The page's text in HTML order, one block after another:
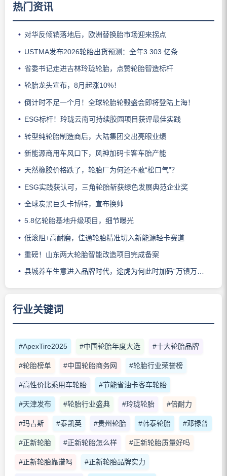
热门资讯
对华反倾销落地后，欧洲替换胎市场迎来拐点
USTMA发布2026轮胎出货预测：全年3.303 亿条
省委书记走进吉林玲珑轮胎，点赞轮胎智造标杆
轮胎龙头宣布，8月起涨10%！
倒计时不足一个月！全球轮胎轮毂盛会即将登陆上海！
ESG标杆！玲珑云南可持续胶园项目获评最佳实践
转型纯轮胎制造商后，大陆集团交出亮眼业绩
新能源商用车风口下，风神加码卡客车胎产能
天然橡胶价格跌了，轮胎厂为何还不敢“松口气”？
ESG实践获认可，三角轮胎斩获绿色发展典范企业奖
全球炭黑巨头卡博特，宣布换帅
5.8亿轮胎基地升级项目，细节曝光
低滚阻+高耐磨，佳通轮胎精准切入新能源轻卡赛道
重磅！山东两大轮胎智能改造项目完成备案
县城养车生意进入品牌时代，途虎为何此时加码“万镇万店”？
行业关键词
#ApexTire2025 #中国轮胎年度大选 #十大轮胎品牌
#轮胎榜单 #中国轮胎商务网 #轮胎行业荣誉榜
#高性价比乘用车轮胎 #节能省油卡客车轮胎
#天津发布 #轮胎行业盛典 #玲珑轮胎 #倍耐力
#玛吉斯 #泰凯英 #贵州轮胎 #韩泰轮胎 #邓禄普
#正新轮胎 #正新轮胎怎么样 #正新轮胎质量好吗
#正新轮胎靠谱吗 #正新轮胎品牌实力